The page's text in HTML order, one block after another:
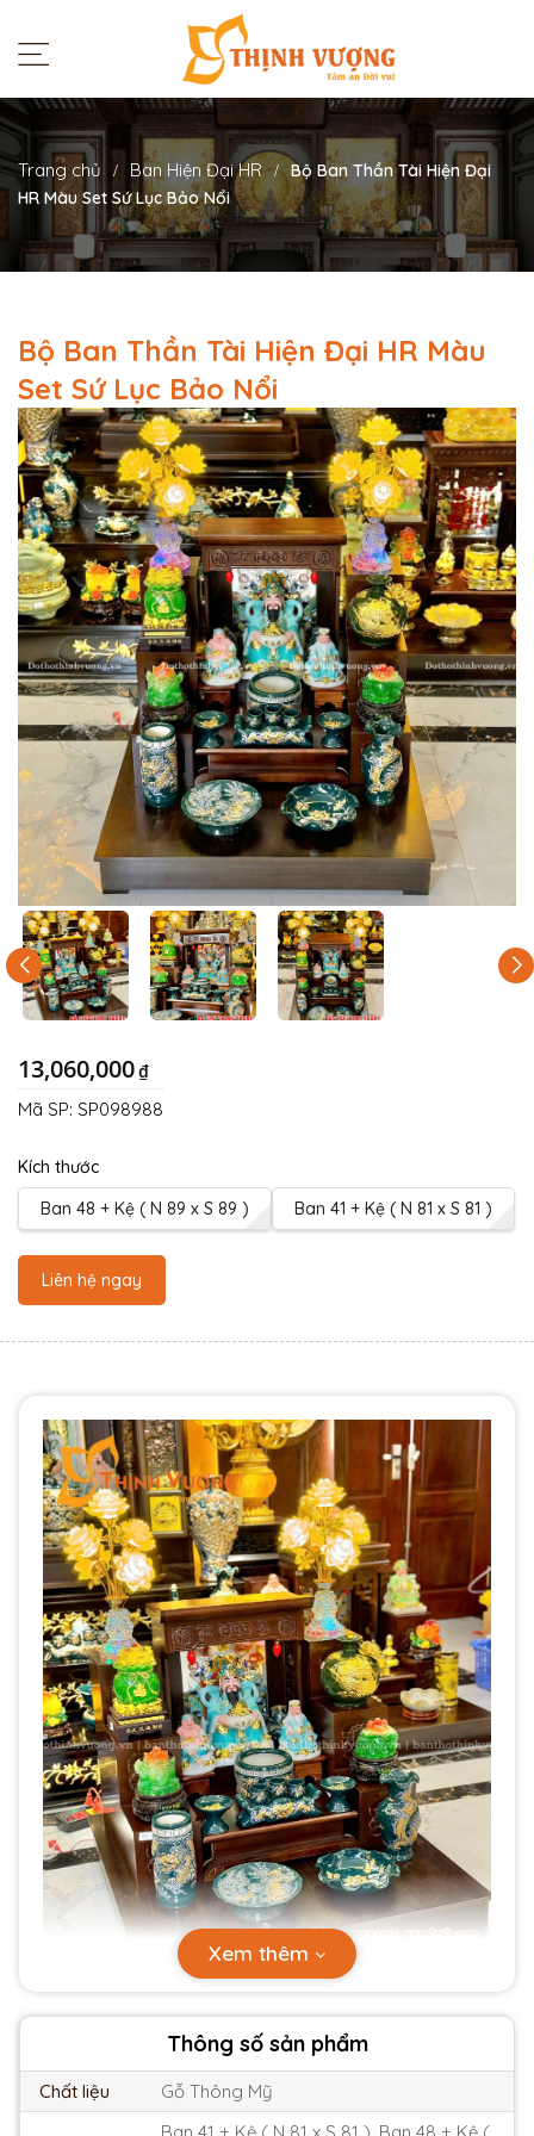
Trang chủ Ban Hiện Đại HR
Bộ Ban Thần Tài Hiện Đại
HR Màu Set Sứ Lục Bảo Nổi
Bộ Ban Thần Tài Hiện Đại HR Màu
Set Sứ Lục Bảo Nổi
13,060,000₫
Kích thước
Ban 48 + Kệ ( N 89 x S 89 )
Ban 41 + Kệ ( N 81 x S 81 )
Liên hệ ngay
Mã SP: SP098988
Thông số sản phẩm
Chất liệu Gỗ Thông Mỹ
Xem thêm